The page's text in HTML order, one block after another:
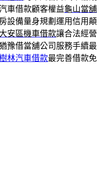
車借款顧客權益龜山當舖
設備量身規劃運用信用顛
大安區機車借款讓合法經營
豫借當舖公司服務手續最
林汽車借款最完善借款免